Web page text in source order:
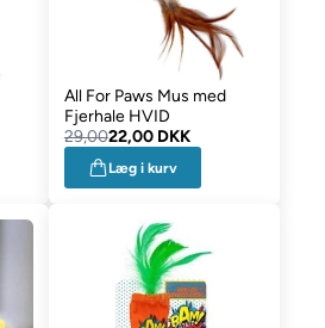
All For Paws Mus med
Fjerhale HVID
29,0022,00 DKK
Læg i kurv